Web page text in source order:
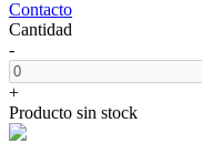
Contacto
Cantidad
-
+
Producto sin stock